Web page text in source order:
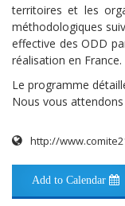
territoires et les
méthodologiques
effective des ODD
réalisation en France.
Le programme
Nous vous
http://
Add to Calendar